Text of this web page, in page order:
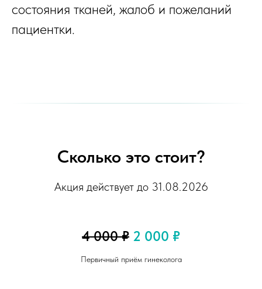
состояния тканей, жалоб и пожеланий
пациентки.
Сколько это стоит?
Акция действует до 31.08.2026
4 000 ₽ 2 000 ₽
Первичный приём гинеколога